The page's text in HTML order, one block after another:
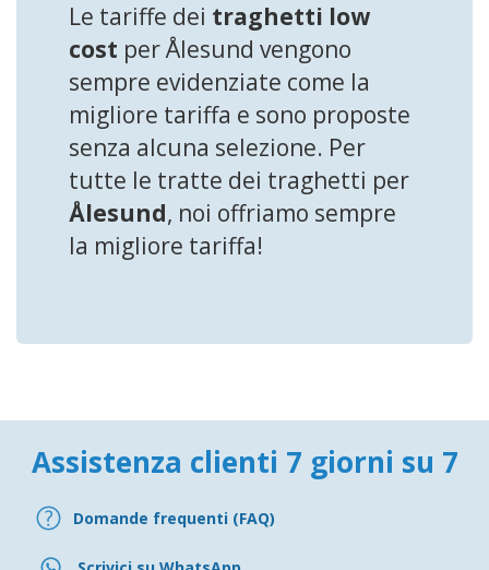
Le tariffe dei traghetti low
cost per Ålesund vengono
sempre evidenziate come la
migliore tariffa e sono proposte
senza alcuna selezione. Per
tutte le tratte dei traghetti per
Ålesund, noi offriamo sempre
la migliore tariffa!
Assistenza clienti 7 giorni su 7
Domande frequenti (FAQ)